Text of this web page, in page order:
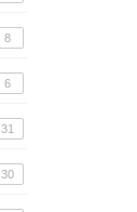
8
6
31
30